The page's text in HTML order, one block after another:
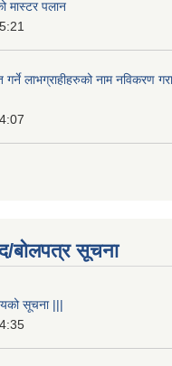
मास्टर पलान
गर्ने लाभग्राहीहरुको नाम नविकरण
बोलपत्र सूचना
सूचना |||